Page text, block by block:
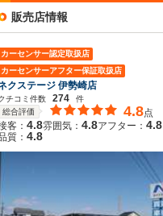
販売店情報
カーセンサー認定取扱店
カーセンサーアフター保証取扱店
クステージ 伊勢崎店
チコミ件数 274
件
総合評価
4.8点
客： 4.8雰囲気： 4.8アフター： 4.8
質： 4.8